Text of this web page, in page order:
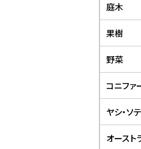
庭木
果樹
野菜
コニファ
ヤシ・ソ
オースト